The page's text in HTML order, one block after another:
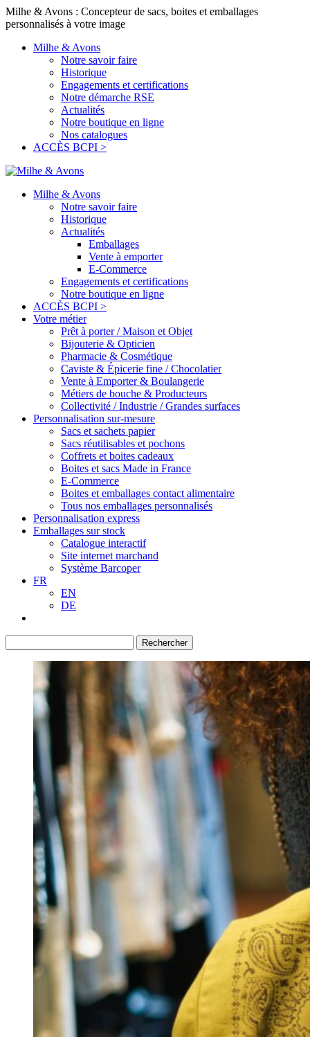
Milhe & Avons : Concepteur de sacs, boites et emballages
personnalisés à votre image
Milhe & Avons
Notre savoir faire
Historique
Engagements et certifications
Notre démarche RSE
Actualités
Notre boutique en ligne
Nos catalogues
ACCÈS BCPI >
Milhe & Avons
Notre savoir faire
Historique
Actualités
Emballages
Vente à emporter
E-Commerce
Engagements et certifications
Notre boutique en ligne
ACCÈS BCPI >
Votre métier
Prêt à porter / Maison et Objet
Bijouterie & Opticien
Pharmacie & Cosmétique
Caviste & Épicerie fine / Chocolatier
Vente à Emporter & Boulangerie
Métiers de bouche & Producteurs
Collectivité / Industrie / Grandes surfaces
Personnalisation sur-mesure
Sacs et sachets papier
Sacs réutilisables et pochons
Coffrets et boites cadeaux
Boites et sacs Made in France
E-Commerce
Boites et emballages contact alimentaire
Tous nos emballages personnalisés
Personnalisation express
Emballages sur stock
Catalogue interactif
Site internet marchand
Système Barcoper
FR
EN
DE